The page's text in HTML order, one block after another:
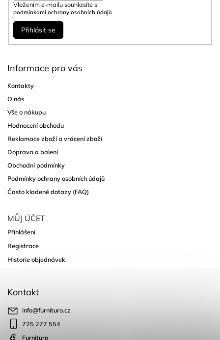
Vložením e-mailu souhlasíte s
podmínkami ochrany osobních údajů
Přihlásit se
Informace pro vás
Kontakty
O nás
Vše o nákupu
Hodnocení obchodu
Reklamace zboží a vrácení zboží
Doprava a balení
Obchodní podmínky
Podmínky ochrany osobních údajů
Často kladené dotazy (FAQ)
MŮJ ÚČET
Přihlášení
Registrace
Historie objednávek
Kontakt
info@furnituro.cz
725 277 554
Furnituro